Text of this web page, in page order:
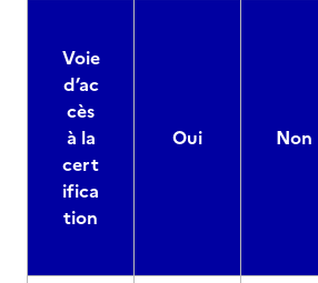
Voie
d’ac
cès
à la
cert
ifica
tion
Oui Non